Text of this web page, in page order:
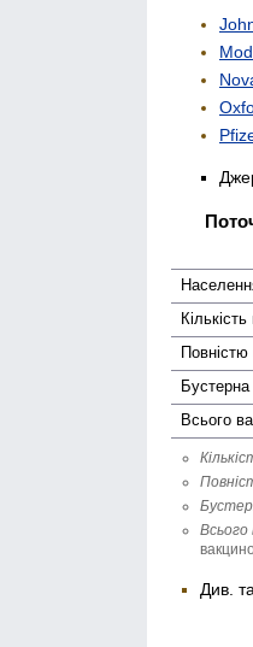
Повністю
Всього
Всього
Див.